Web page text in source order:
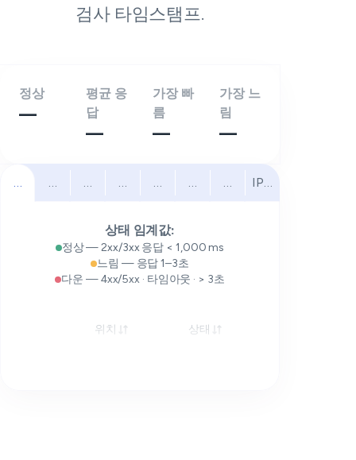
검사 타임스탬프.
정상
—
평균 응
답
—
가장 빠
름
—
가장 느
림
—
전체 북미 남미 유럽 중동 아프리카아시아 태평양
IPv6
상태 임계값:
정상 — 2xx/3xx 응답 < 1,000 ms
느림 — 응답 1–3초
다운 — 4xx/5xx · 타임아웃 · > 3초
위치 상태